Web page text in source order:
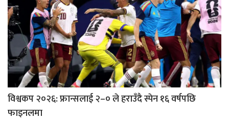
विश्वकप २०२६: फ्रान्सलाई २–० ले हराउँदै स्पेन १६ वर्षपछि
फाइनलमा